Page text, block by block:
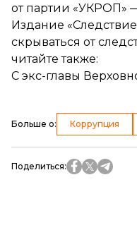
от партии «УКРОП»
Издание
скрываться от
читайте также:
С экс-главы
Больше о: Коррупция
Поделиться: